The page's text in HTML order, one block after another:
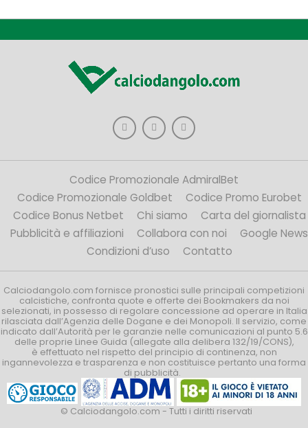
Codice Promozionale AdmiralBet
Codice Promozionale Goldbet
Codice Promo Eurobet
Codice Bonus Netbet
Chi siamo
Carta del giornalista
Pubblicità e affiliazioni
Collabora con noi
Google News
Condizioni d’uso
Contatto
Calciodangolo.com fornisce pronostici sulle principali competizioni
calcistiche, confronta quote e offerte dei Bookmakers da noi
selezionati, in possesso di regolare concessione ad operare in Italia
rilasciata dall’Agenzia delle Dogane e dei Monopoli. Il servizio, come
indicato dall’Autorità per le garanzie nelle comunicazioni al punto 5.6
delle proprie Linee Guida (allegate alla delibera 132/19/CONS),
è effettuato nel rispetto del principio di continenza, non
ingannevolezza e trasparenza e non costituisce pertanto una forma
di pubblicità.
© Calciodangolo.com - Tutti i diritti riservati